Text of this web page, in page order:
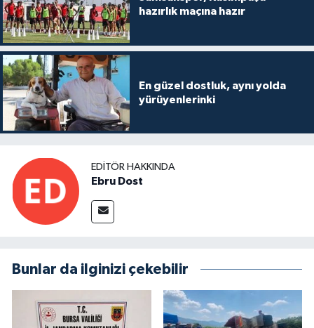
hazırlık maçına hazır
En güzel dostluk, aynı yolda
yürüyenlerinki
EDITÖR HAKKINDA
Ebru Dost
Bunlar da ilginizi çekebilir